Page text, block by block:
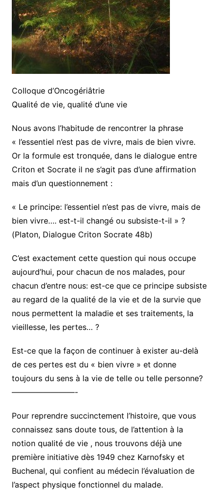
Colloque d’Oncogériâtrie
Qualité de vie, qualité d’une vie
Nous avons l’habitude de rencontrer la phrase
« l’essentiel n’est pas de vivre, mais de bien vivre.
Or la formule est tronquée, dans le dialogue entre
Criton et Socrate il ne s’agit pas d’une affirmation
mais d’un questionnement :
« Le principe: l’essentiel n’est pas de vivre, mais de
bien vivre…. est-t-il changé ou subsiste-t-il » ?
(Platon, Dialogue Criton Socrate 48b)
C’est exactement cette question qui nous occupe
aujourd’hui, pour chacun de nos malades, pour
chacun d’entre nous: est-ce que ce principe subsiste
au regard de la qualité de la vie et de la survie que
nous permettent la maladie et ses traitements, la
vieillesse, les pertes… ?
Est-ce que la façon de continuer à exister au-delà
de ces pertes est du « bien vivre » et donne
toujours du sens à la vie de telle ou telle personne?
————————-
Pour reprendre succinctement l’histoire, que vous
connaissez sans doute tous, de l’attention à la
notion qualité de vie , nous trouvons déjà une
première initiative dès 1949 chez Karnofsky et
Buchenal, qui confient au médecin l’évaluation de
l’aspect physique fonctionnel du malade.